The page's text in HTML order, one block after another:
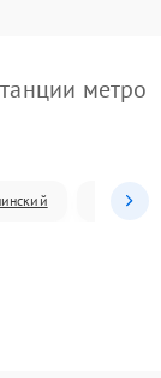
метро